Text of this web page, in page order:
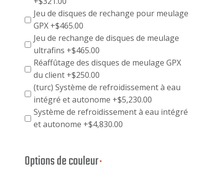
Jeu de disques de rechange pour meulage
GPX +$465.00
Jeu de rechange de disques de meulage
ultrafins +$465.00
Réaffûtage des disques de meulage GPX
du client +$250.00
(turc) Système de refroidissement à eau
intégré et autonome +$5,230.00
Système de refroidissement à eau intégré
et autonome +$4,830.00
Options de couleur*